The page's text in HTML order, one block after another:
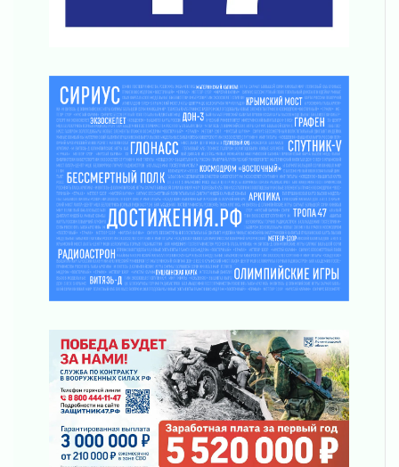
О мужестве, долге и стойкости
31 июля 2026
Маршрутами будущего — к заветной цели
31 июля 2026
«Корвет» на страже
31 июля 2026
Правила для жизни
31 июля 2026
С рабочим визитом
31 июля 2026
В Шлиссельбурге прошла акция «Белый
кораблик Памяти»
Новые возможности для творчества
31 июля 2026
За сухими цифрами — реальная жизнь
31 июля 2026
От инженера-создателя к волонтёрам
«Созидателям»
31 июля 2026